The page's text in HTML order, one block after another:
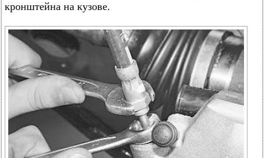
кронштейна на кузове.